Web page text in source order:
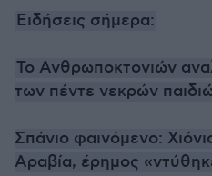
Ειδήσεις σήμερα:
Το Ανθρωποκτονιών
των πέντε νεκρών
Σπάνιο φαινόμενο:
Αραβία, έρημος